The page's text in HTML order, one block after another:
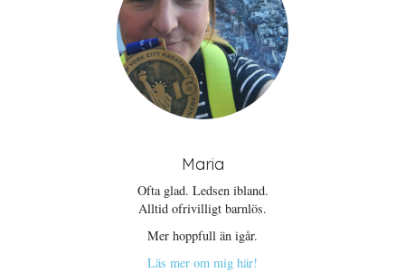
Maria
Ofta glad. Ledsen ibland.
Alltid ofrivilligt barnlös.
Mer hoppfull än igår.
Läs mer om mig här!